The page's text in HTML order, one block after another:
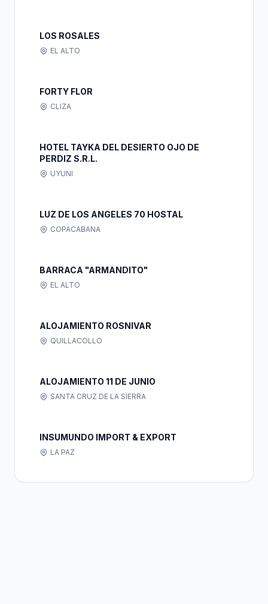
LOS ROSALES
EL ALTO
FORTY FLOR
CLIZA
HOTEL TAYKA DEL DESIERTO OJO DE
PERDIZ S.R.L.
UYUNI
LUZ DE LOS ANGELES 70 HOSTAL
COPACABANA
BARRACA "ARMANDITO"
EL ALTO
ALOJAMIENTO ROSNIVAR
QUILLACOLLO
ALOJAMIENTO 11 DE JUNIO
SANTA CRUZ DE LA SIERRA
INSUMUNDO IMPORT & EXPORT
LA PAZ